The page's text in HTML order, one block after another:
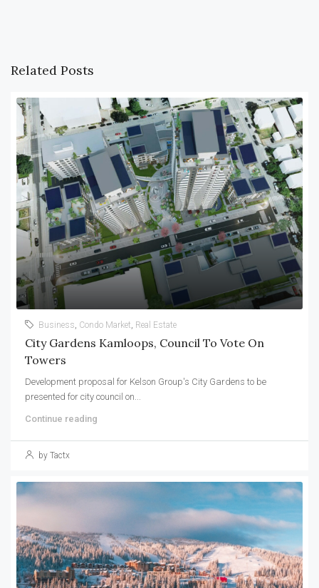
Related Posts
Business, Condo Market, Real Estate
City Gardens Kamloops, Council To Vote On
Towers
Development proposal for Kelson Group's City Gardens to be
presented for city council on...
Continue reading
by Tactx